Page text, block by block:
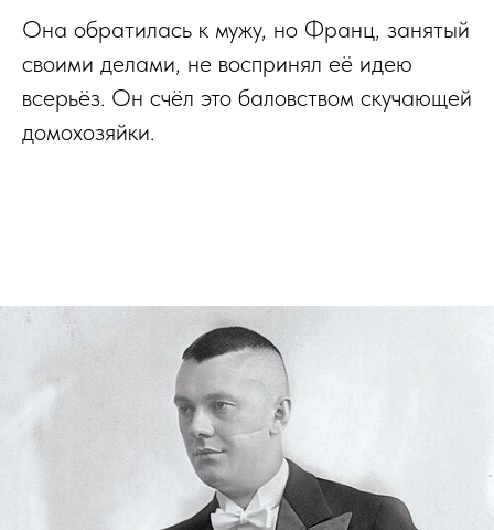
Она обратилась к мужу, но Франц, занятый
своими делами, не воспринял её идею
всерьёз. Он счёл это баловством скучающей
домохозяйки.